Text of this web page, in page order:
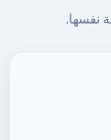
نفسها.